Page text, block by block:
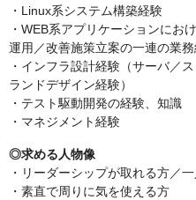
・Linux系システム構築経験
・WEB系アプリケーションにお
運用／改善施策立案の一連の業
・インフラ設計経験（サーバ／
ランドデザイン経験）
・テスト駆動開発の経験、知識
・マネジメント経験
◎求める人物像
・リーダーシップが取れる方／
・素直で周りに気を使える方